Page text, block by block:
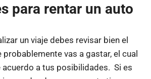
para rentar un auto
un viaje debes revisar bien el
vas a gastar, el cual
a tus posibilidades. Si es